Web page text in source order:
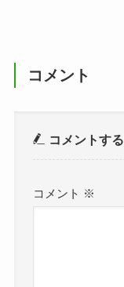
コメント
コメントする
コメント ※